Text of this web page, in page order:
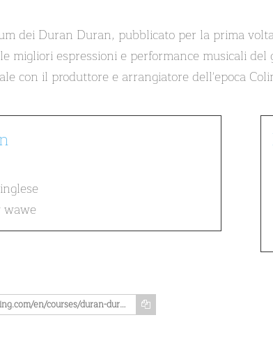
dei Duran Duran, pubblicato per la prima
migliori espressioni e performance musicali
con il produttore e arrangiatore dell'epoca
wawe
https://www.memozing.com/en/courses/duran-duran-rio-47c0c74d5759611b78cfa724